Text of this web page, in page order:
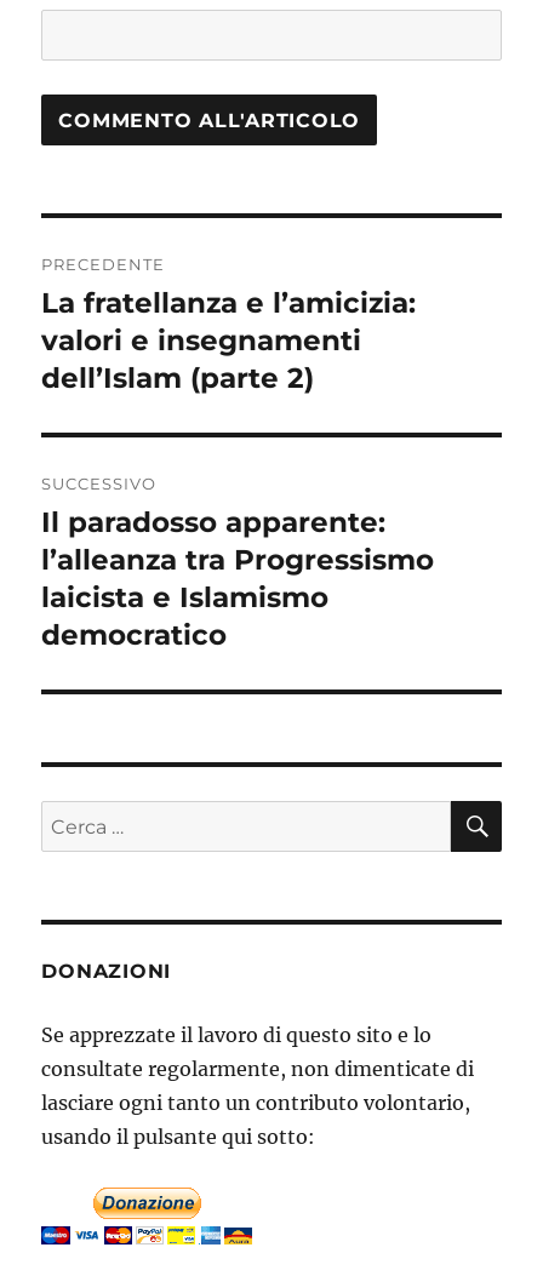
articoli
PRECEDENTE
Articolo
precedente:
La fratellanza e l’amicizia:
valori e insegnamenti
dell’Islam (parte 2)
SUCCESSIVO
Articolo
successivo:
Il paradosso apparente:
l’alleanza tra Progressismo
laicista e Islamismo
democratico
Cerca:
DONAZIONI
Se apprezzate il lavoro di questo sito e lo
consultate regolarmente, non dimenticate di
lasciare ogni tanto un contributo volontario,
usando il pulsante qui sotto: